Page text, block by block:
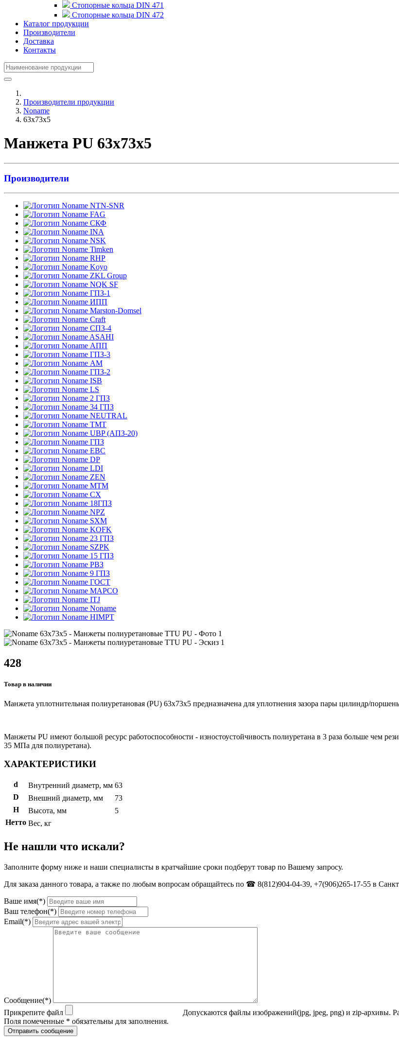
Стопорные кольца DIN 471
Стопорные кольца DIN 472
Каталог продукции
Производители
Доставка
Контакты
Производители продукции
Noname
63x73x5
Манжета PU 63x73x5
Производители
NTN-SNR
FAG
СКФ
INA
NSK
Timken
RHP
Koyo
ZKL Group
NQK SF
ГПЗ-1
ИПП
Marston-Domsel
Craft
СПЗ-4
ASAHI
АПП
ГПЗ-3
АМ
ГПЗ-2
ISB
LS
2 ГПЗ
34 ГПЗ
NEUTRAL
TMT
UBP (АПЗ-20)
ГПЗ
EBC
DP
LDI
ZEN
MTM
CX
18ГПЗ
NPZ
SXM
KOFK
23 ГПЗ
SZPK
15 ГПЗ
РВЗ
9 ГПЗ
ГОСТ
MAPCO
ITJ
Noname
HIMPT
428
Товар в наличии
Манжета уплотнительная полиуретановая (PU) 63x73x5 предназначена для уплотнения зазора пары цилиндр/
Манжеты PU имеют большой ресурс работоспособности - изностоустойчивость полиуретана в 3 раза больше чем
35 МПа для полиуретана).
ХАРАКТЕРИСТИКИ
d Внутренний диаметр, мм 63
D
Внешний диаметр, мм
73
H
Высота, мм
5
Нетто Вес, кг
Не нашли что искали?
Заполните форму ниже и наши специалисты в кратчайшие сроки подберут товар по Вашему запросу.
Для заказа данного товара, а также по любым вопросам обращайтесь по ☎ 8(812)904-04-39, +7(906)265-17-55 в
Ваше имя(*)
Ваш телефон(*)
Email(*)
Сообщение(*)
Прикрепите файл
Допускаются файлы изображений(jpg, jpeg, png) и zip-архивы.
Поля помеченные * обязательны для заполнения.
Отправить сообщение